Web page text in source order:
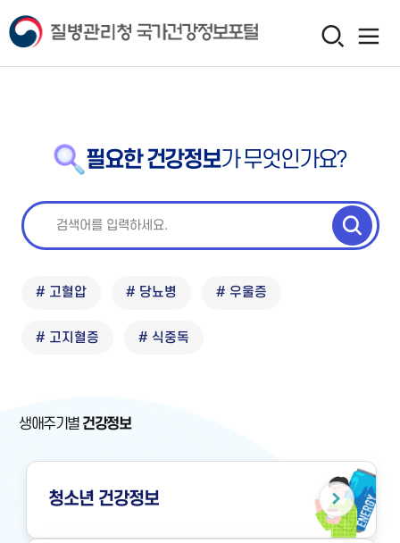
필요한 건강정보가 무엇인가요?
# 고혈압 # 당뇨병 # 우울증
# 고지혈증 # 식중독
생애주기별 건강정보
청소년 건강정보